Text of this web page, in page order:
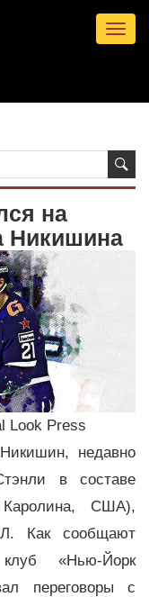
на
Никишина
Look Press
недавно
в составе
США),
Как сообщают
«Нью-Йорк
переговоры с